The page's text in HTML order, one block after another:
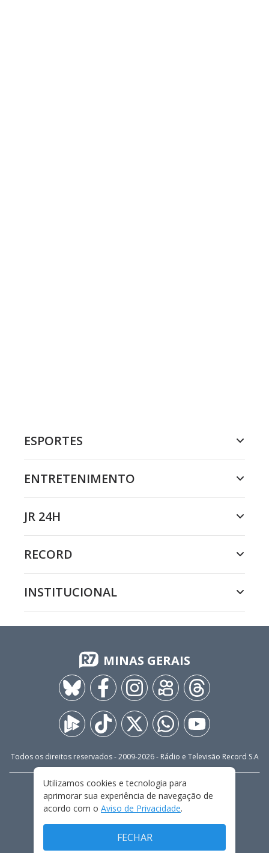
ESPORTES
ENTRETENIMENTO
JR 24H
RECORD
INSTITUCIONAL
MINAS GERAIS
Todos os direitos reservados - 2009-2026- Rádio e Televisão Record S.A
FALE CONOSCO
PRIVACIDADE
TERMOS E CONDIÇÕES DE USO
Utilizamos cookies e tecnologia para
aprimorar sua experiência de navegação de
acordo com o Aviso de Privacidade.
FECHAR